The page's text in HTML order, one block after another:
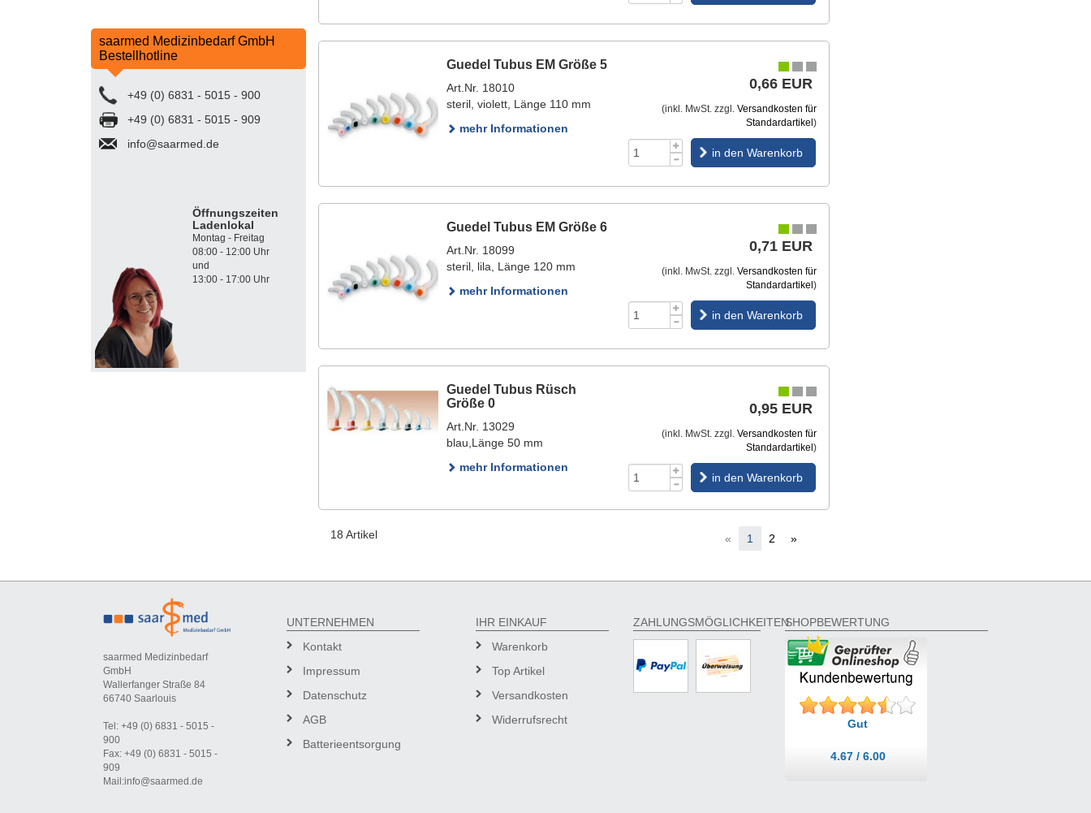
saarmed Medizinbedarf GmbH
Bestellhotline
+49 (0) 6831 - 5015 - 900
+49 (0) 6831 - 5015 - 909
info@saarmed.de
Öffnungszeiten
Ladenlokal
Montag - Freitag
08:00 - 12:00 Uhr
und
13:00 - 17:00 Uhr
Guedel Tubus EM Größe 5
Art.Nr. 18010
steril, violett, Länge 110 mm
mehr Informationen
0,66 EUR
(inkl. MwSt. zzgl. Versandkosten für
Standardartikel )
in den Warenkorb
Guedel Tubus EM Größe 6
Art.Nr. 18099
steril, lila, Länge 120 mm
mehr Informationen
0,71 EUR
(inkl. MwSt. zzgl. Versandkosten für
Standardartikel )
in den Warenkorb
Guedel Tubus Rüsch
Größe 0
Art.Nr. 13029
blau,Länge 50 mm
mehr Informationen
0,95 EUR
(inkl. MwSt. zzgl. Versandkosten für
Standardartikel )
in den Warenkorb
« 1 2 »
18 Artikel
saarmed Medizinbedarf
GmbH
Wallerfanger Straße 84
66740 Saarlouis
Tel: +49 (0) 6831 - 5015 -
900
Fax: +49 (0) 6831 - 5015 -
909
Mail:info@saarmed.de
UNTERNEHMEN
Kontakt
Impressum
Datenschutz
AGB
Batterieentsorgung
IHR EINKAUF
Warenkorb
Top Artikel
Versandkosten
Widerrufsrecht
ZAHLUNGSMÖGLICHKEITENSHOPBEWERTUNG
Gut
4.67 / 6.00